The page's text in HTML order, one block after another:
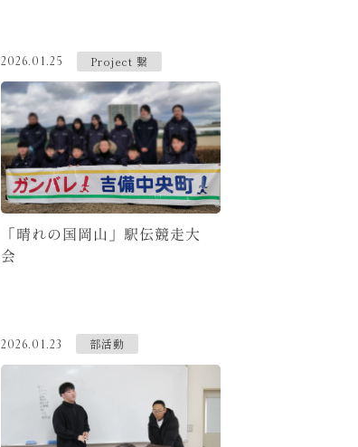
2026.01.25 Project 繋
「晴れの国岡山」駅伝競走大
会
2026.01.23 部活動